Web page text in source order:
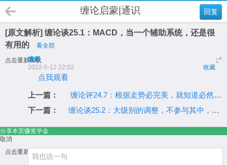
回复
缠论启蒙|通识
[原文解析] 缠论谈25.1：MACD，当一个辅助系统，还是很
有用的
看全部
点击重新加载 1#
缠师
收藏
2022-5-12 22:02
点我观看
上一篇：
缠论评24.7：根据走势必完美，就知道必然有第三段的回拉
下一篇：
缠论谈25.2：大级别的调整，不参与其中，这才是最关键的
分享本页赚奖学金
取消
点击重新加载